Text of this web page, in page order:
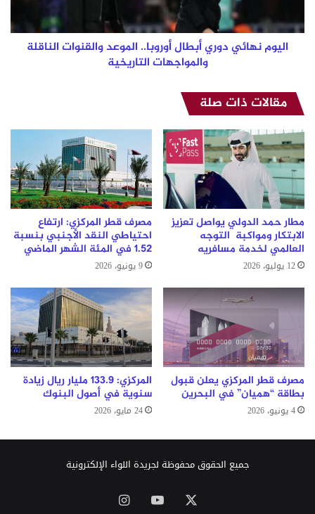
والمواجهات
التاريخية
اليوم نهائي دوري أبطال أوروبا.. الموعد والقنوات الناقلة
والمواجهات التاريخية
مقالات ذات صلة
مطار حمد الدولي يواصل تعزيز
الابتكار ومواكبة التوجه
العالمي لخدمة مسافريه
12 يوليو، 2026
مصرف قطر المركزي: ارتفاع
احتياطي النقد الأجنبي بنسبة
1.52 في المئة الشهر الماضي
9 يونيو، 2026
مصرف قطر المركزي يعلن قبول
بطاقة “هميان” في البحرين
4 يونيو، 2026
المركزي: 133.9 مليار ريال زيادة
سنوية في أصول البنوك
24 مايو، 2026
جميع الحقوق محفوظة لجريدة اللواء الإلكترونية
‫YouTubeانستقرام